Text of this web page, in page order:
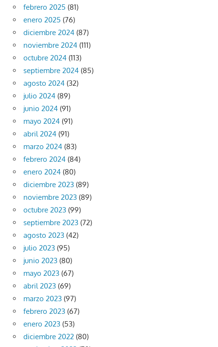
febrero 2025 (81)
enero 2025 (76)
diciembre 2024 (87)
noviembre 2024 (111)
octubre 2024 (113)
septiembre 2024 (85)
agosto 2024 (32)
julio 2024 (89)
junio 2024 (91)
mayo 2024 (91)
abril 2024 (91)
marzo 2024 (83)
febrero 2024 (84)
enero 2024 (80)
diciembre 2023 (89)
noviembre 2023 (89)
octubre 2023 (99)
septiembre 2023 (72)
agosto 2023 (42)
julio 2023 (95)
junio 2023 (80)
mayo 2023 (67)
abril 2023 (69)
marzo 2023 (97)
febrero 2023 (67)
enero 2023 (53)
diciembre 2022 (80)